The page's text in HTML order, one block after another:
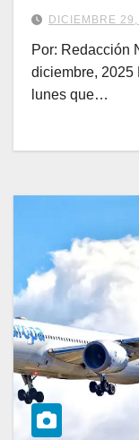
DICIEMBRE
Por: Redacción
diciembre, 2025
lunes que…